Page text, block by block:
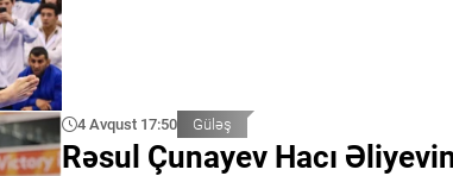
4 Avqust 17:50 Güləş
Rəsul Çunayev Hacı